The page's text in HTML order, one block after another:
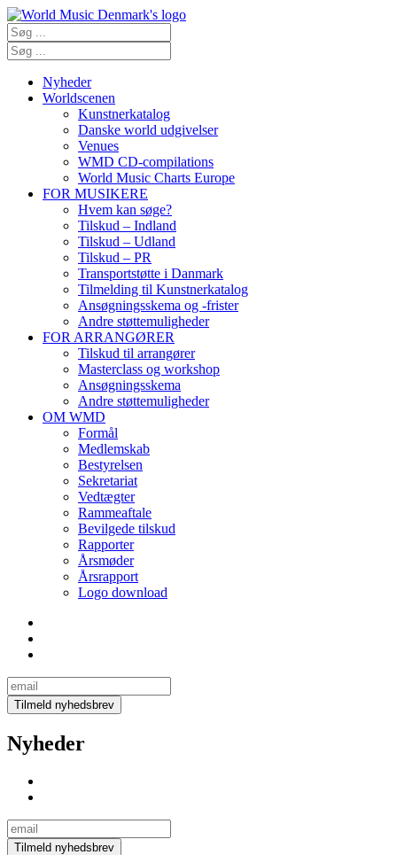
Nyheder
Worldscenen
Kunstnerkatalog
Danske world udgivelser
Venues
WMD CD-compilations
World Music Charts Europe
FOR MUSIKERE
Hvem kan søge?
Tilskud – Indland
Tilskud – Udland
Tilskud – PR
Transportstøtte i Danmark
Tilmelding til Kunstnerkatalog
Ansøgningsskema og -frister
Andre støttemuligheder
FOR ARRANGØRER
Tilskud til arrangører
Masterclass og workshop
Ansøgningsskema
Andre støttemuligheder
OM WMD
Formål
Medlemskab
Bestyrelsen
Sekretariat
Vedtægter
Rammeaftale
Bevilgede tilskud
Rapporter
Årsmøder
Årsrapport
Logo download
Nyheder